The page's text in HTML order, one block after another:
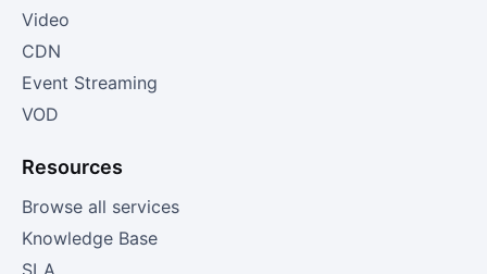
Video
CDN
Event Streaming
VOD
Resources
Browse all services
Knowledge Base
SLA